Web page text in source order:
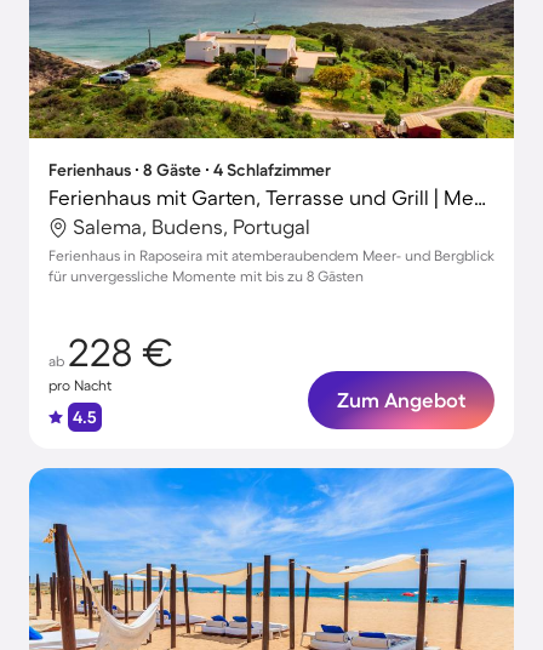
Ferienhaus ∙ 8 Gäste ∙ 4 Schlafzimmer
Ferienhaus mit Garten, Terrasse und Grill | Meerblick
Salema, Budens, Portugal
Ferienhaus in Raposeira mit atemberaubendem Meer- und Bergblick
für unvergessliche Momente mit bis zu 8 Gästen
ab 228 €
pro Nacht
4.5
Zum Angebot